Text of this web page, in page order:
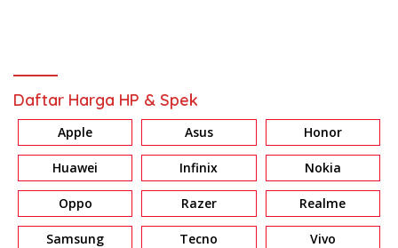
Daftar Harga HP & Spek
Apple Asus Honor
Huawei Infinix Nokia
Oppo Razer Realme
Samsung Tecno Vivo